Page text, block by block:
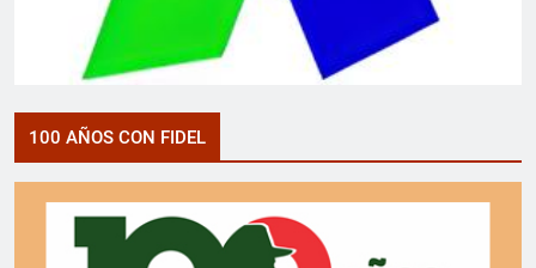
100 AÑOS CON FIDEL